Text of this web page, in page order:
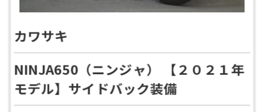
カワサキ
NINJA650（ニンジャ） 【２０２１年
モデル】サイドバック装備